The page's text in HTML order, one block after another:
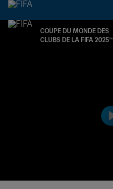
COUPE DU MONDE DES
CLUBS DE LA FIFA 2025™